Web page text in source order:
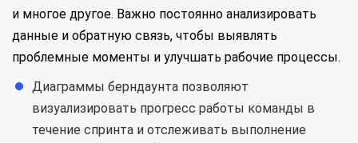
и многое другое. Важно постоянно анализировать
данные и обратную связь, чтобы выявлять
проблемные моменты и улучшать рабочие процессы.
Диаграммы берндаунта позволяют
визуализировать прогресс работы команды в
течение спринта и отслеживать выполнение